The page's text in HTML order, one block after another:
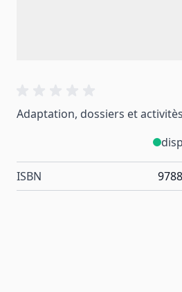
Adaptation, dossiers et
ISBN